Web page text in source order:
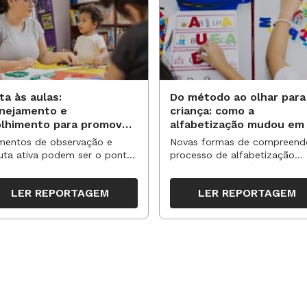
enriquecedora, é importante avaliar
professora da Universidade
que o aluno opte por algo que
prender à escola em que atua. Uma
na carreira.
estudo com vista a seu futuro profissional.
de cada programa.
às aulas:
e
para promover
aprendizagens
de observação e
ativa podem ser o ponto
espaços e propostas no
semestre
LER REPORTAGEM
Do método ao olhar para
criança: como a
alfabetização mudou em
anos?
Novas formas de
processo de alfabetização
influenciaram políticas e
práticas, transformando o
da leitura e da escrita
LER REPORTAGEM